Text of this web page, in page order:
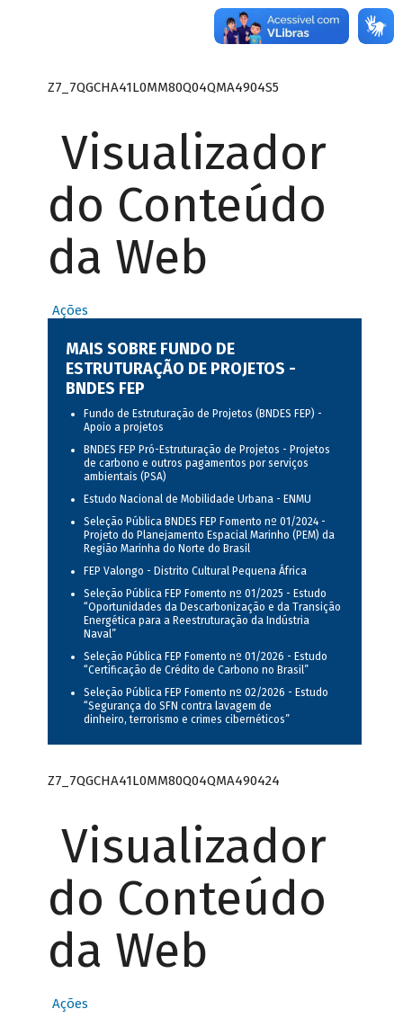
Z7_7QGCHA41L0MM80Q04QMA4904S5
Visualizador
do Conteúdo
da Web
Ações
MAIS SOBRE FUNDO DE
ESTRUTURAÇÃO DE PROJETOS -
BNDES FEP
Fundo de Estruturação de Projetos (BNDES FEP) -
Apoio a projetos
BNDES FEP Pró-Estruturação de Projetos - Projetos
de carbono e outros pagamentos por serviços
ambientais (PSA)
Estudo Nacional de Mobilidade Urbana - ENMU
Seleção Pública BNDES FEP Fomento nº 01/2024 -
Projeto do Planejamento Espacial Marinho (PEM) da
Região Marinha do Norte do Brasil
FEP Valongo - Distrito Cultural Pequena África
Seleção Pública FEP Fomento nº 01/2025 - Estudo
“Oportunidades da Descarbonização e da Transição
Energética para a Reestruturação da Indústria
Naval”
Seleção Pública FEP Fomento nº 01/2026 - Estudo
“Certificação de Crédito de Carbono no Brasil”
Seleção Pública FEP Fomento nº 02/2026 - Estudo
“Segurança do SFN contra lavagem de
dinheiro, terrorismo e crimes cibernéticos”
Z7_7QGCHA41L0MM80Q04QMA490424
Visualizador
do Conteúdo
da Web
Ações